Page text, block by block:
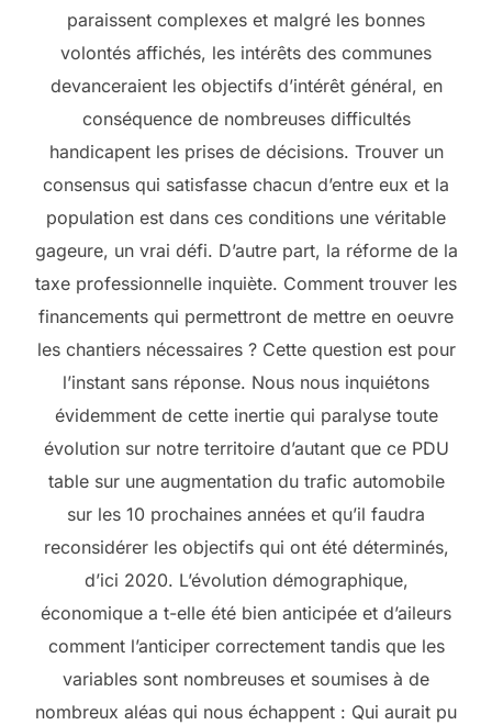
paraissent complexes et malgré les bonnes
volontés affichés, les intérêts des communes
devanceraient les objectifs d’intérêt général, en
conséquence de nombreuses difficultés
handicapent les prises de décisions. Trouver un
consensus qui satisfasse chacun d’entre eux et la
population est dans ces conditions une véritable
gageure, un vrai défi. D’autre part, la réforme de la
taxe professionnelle inquiète. Comment trouver les
financements qui permettront de mettre en oeuvre
les chantiers nécessaires ? Cette question est pour
l’instant sans réponse. Nous nous inquiétons
évidemment de cette inertie qui paralyse toute
évolution sur notre territoire d’autant que ce PDU
table sur une augmentation du trafic automobile
sur les 10 prochaines années et qu’il faudra
reconsidérer les objectifs qui ont été déterminés,
d’ici 2020. L’évolution démographique,
économique a t-elle été bien anticipée et d’aileurs
comment l’anticiper correctement tandis que les
variables sont nombreuses et soumises à de
nombreux aléas qui nous échappent : Qui aurait pu